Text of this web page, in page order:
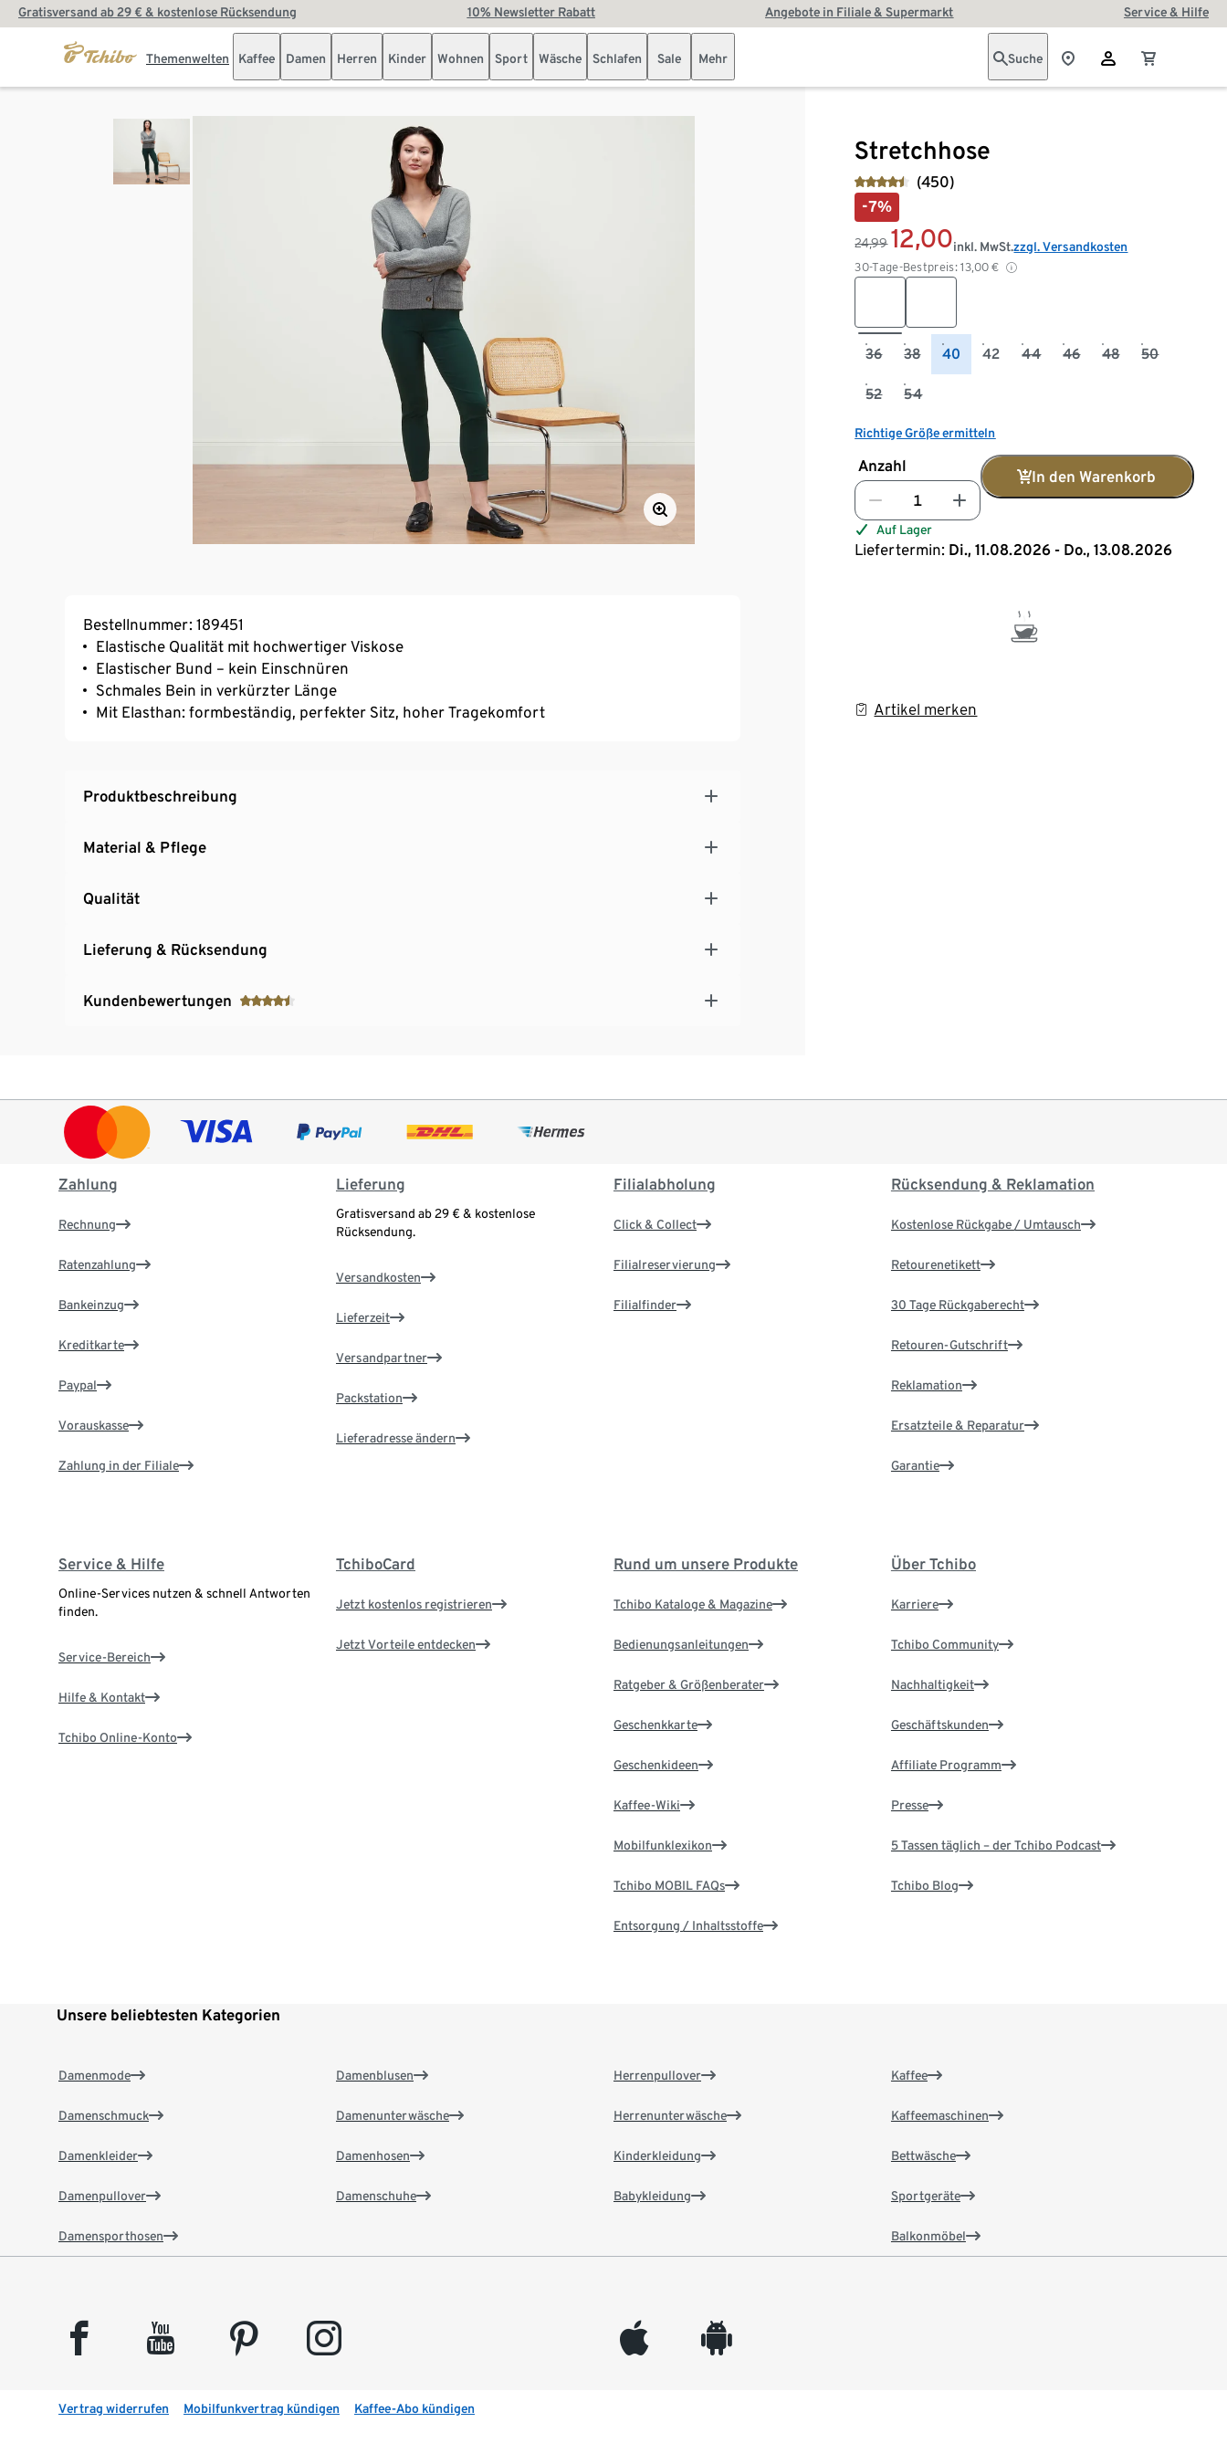
Gratisversand ab 29 € & kostenlose Rücksendung 10% Newsletter Rabatt Angebote in Filiale & Supermarkt Service & Hilfe
Themenwelten Kaffee Damen Herren Kinder Wohnen Sport Wäsche Schlafen Sale Mehr Suche
Stretchhose
(450)
-7%
24,99 12,00
30-Tage-Bestpreis: 13,00 €
inkl. MwSt.zzgl. Versandkosten
36 38 40 42 44 46 48 50
52 54
Richtige Größe ermitteln
Anzahl
In den Warenkorb
Auf Lager
Liefertermin: Di., 11.08.2026 - Do., 13.08.2026
Artikel merken
Bestellnummer: 189451
Elastische Qualität mit hochwertiger Viskose
Elastischer Bund – kein Einschnüren
Schmales Bein in verkürzter Länge
Mit Elasthan: formbeständig, perfekter Sitz, hoher Tragekomfort
Produktbeschreibung
Material & Pflege
Qualität
Lieferung & Rücksendung
Kundenbewertungen
Zahlung
Rechnung
Ratenzahlung
Bankeinzug
Kreditkarte
Paypal
Vorauskasse
Zahlung in der Filiale
Lieferung
Gratisversand ab 29 € & kostenlose
Rücksendung.
Versandkosten
Lieferzeit
Versandpartner
Packstation
Lieferadresse ändern
Filialabholung
Click & Collect
Filialreservierung
Filialfinder
Rücksendung & Reklamation
Kostenlose Rückgabe / Umtausch
Retourenetikett
30 Tage Rückgaberecht
Retouren-Gutschrift
Reklamation
Ersatzteile & Reparatur
Garantie
Service & Hilfe
Online-Services nutzen & schnell Antworten
finden.
Service-Bereich
Hilfe & Kontakt
Tchibo Online-Konto
TchiboCard
Jetzt kostenlos registrieren
Jetzt Vorteile entdecken
Rund um unsere Produkte
Tchibo Kataloge & Magazine
Bedienungsanleitungen
Ratgeber & Größenberater
Geschenkkarte
Geschenkideen
Kaffee-Wiki
Mobilfunklexikon
Tchibo MOBIL FAQs
Entsorgung / Inhaltsstoffe
Über Tchibo
Karriere
Tchibo Community
Nachhaltigkeit
Geschäftskunden
Affiliate Programm
Presse
5 Tassen täglich – der Tchibo Podcast
Tchibo Blog
Unsere beliebtesten Kategorien
Damenmode
Damenschmuck
Damenkleider
Damenpullover
Damensporthosen
Damenblusen
Damenunterwäsche
Damenhosen
Damenschuhe
Herrenpullover
Herrenunterwäsche
Kinderkleidung
Babykleidung
Kaffee
Kaffeemaschinen
Bettwäsche
Sportgeräte
Balkonmöbel
facebook youtube pinterest instagram appleinc android
Vertrag widerrufen Mobilfunkvertrag kündigen Kaffee-Abo kündigen